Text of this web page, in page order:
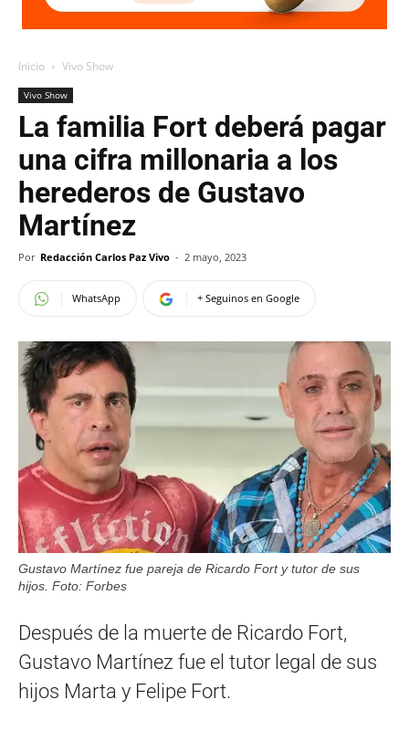
Inicio Vivo Show
Vivo Show
La familia Fort deberá pagar
una cifra millonaria a los
herederos de Gustavo
Martínez
Por Redacción Carlos Paz Vivo - 2 mayo, 2023
WhatsApp + Seguinos en Google
Gustavo Martínez fue pareja de Ricardo Fort y tutor de sus
hijos. Foto: Forbes
Después de la muerte de Ricardo Fort,
Gustavo Martínez fue el tutor legal de sus
hijos Marta y Felipe Fort.